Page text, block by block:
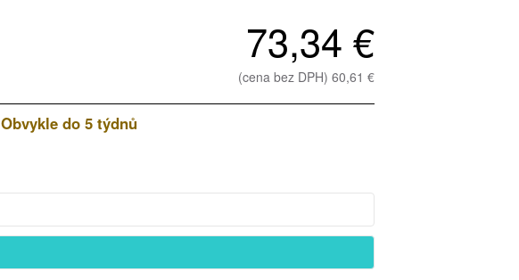
73,34 €
(cena bez DPH) 60,61 €
Obvykle do 5 týdnů